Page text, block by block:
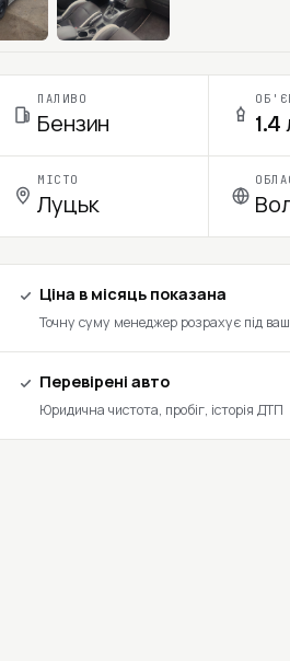
ПАЛИВО
Бензин 1.4
МІСТО
Луцьк
Ціна в місяць показана
Точну суму менеджер розрахує під
Перевірені авто
Юридична чистота, пробіг, історія ДТП